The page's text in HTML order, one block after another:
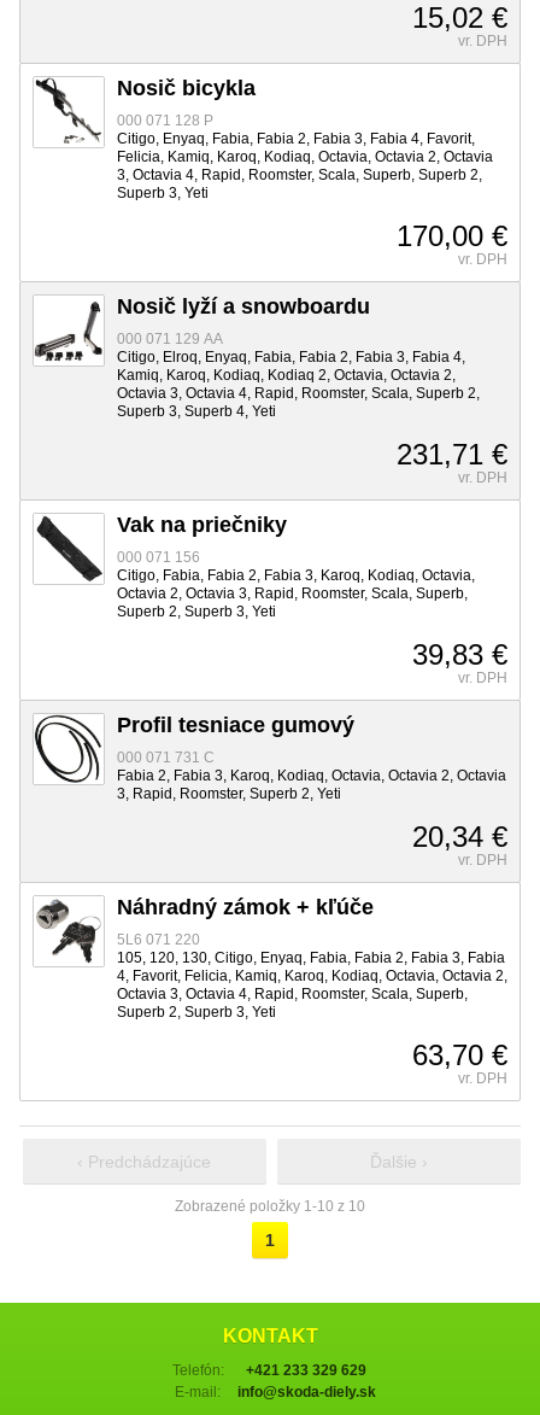
15,02 €
vr. DPH
Nosič bicykla
000 071 128 P
Citigo, Enyaq, Fabia, Fabia 2, Fabia 3, Fabia 4, Favorit,
Felicia, Kamiq, Karoq, Kodiaq, Octavia, Octavia 2, Octavia
3, Octavia 4, Rapid, Roomster, Scala, Superb, Superb 2,
Superb 3, Yeti
170,00 €
vr. DPH
Nosič lyží a snowboardu
000 071 129 AA
Citigo, Elroq, Enyaq, Fabia, Fabia 2, Fabia 3, Fabia 4,
Kamiq, Karoq, Kodiaq, Kodiaq 2, Octavia, Octavia 2,
Octavia 3, Octavia 4, Rapid, Roomster, Scala, Superb 2,
Superb 3, Superb 4, Yeti
231,71 €
vr. DPH
Vak na priečniky
000 071 156
Citigo, Fabia, Fabia 2, Fabia 3, Karoq, Kodiaq, Octavia,
Octavia 2, Octavia 3, Rapid, Roomster, Scala, Superb,
Superb 2, Superb 3, Yeti
39,83 €
vr. DPH
Profil tesniace gumový
000 071 731 C
Fabia 2, Fabia 3, Karoq, Kodiaq, Octavia, Octavia 2, Octavia
3, Rapid, Roomster, Superb 2, Yeti
20,34 €
vr. DPH
Náhradný zámok + kľúče
5L6 071 220
105, 120, 130, Citigo, Enyaq, Fabia, Fabia 2, Fabia 3, Fabia
4, Favorit, Felicia, Kamiq, Karoq, Kodiaq, Octavia, Octavia 2,
Octavia 3, Octavia 4, Rapid, Roomster, Scala, Superb,
Superb 2, Superb 3, Yeti
63,70 €
vr. DPH
‹ Predchádzajúce Ďalšie ›
Zobrazené položky 1-10 z 10
1
KONTAKT
Telefón:
+421 233 329 629
E-mail:
info@skoda-diely.sk